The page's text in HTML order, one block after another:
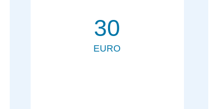
30
EURO